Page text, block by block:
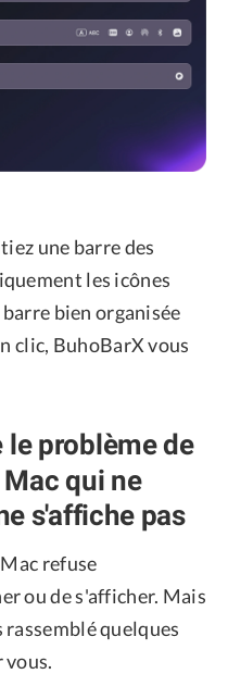
une barre des
les icônes
bien organisée
clic, BuhoBarX vous
le problème de
qui ne
s'affiche pas
refuse
ou de s'afficher. Mais
rassemblé quelques
vous.